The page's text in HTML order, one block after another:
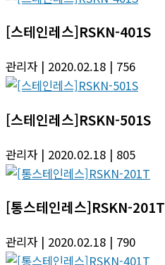
[스테인레스]RSKN-401S
관리자 | 2020.02.18 | 756
[스테인레스]RSKN-501S
관리자 | 2020.02.18 | 805
[통스테인레스]RSKN-201T
관리자 | 2020.02.18 | 790